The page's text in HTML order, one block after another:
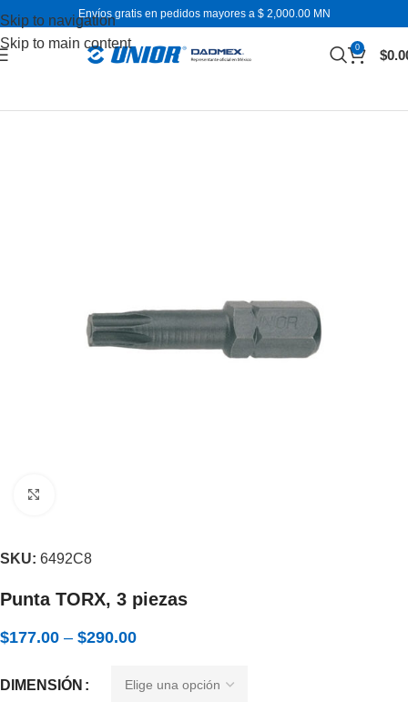
Skip to navigation
Skip to main content
Envíos gratis en pedidos mayores a $ 2,000.00 MN
0 $
SKU: 6492C8
Punta TORX, 3 piezas
$177.00 – $290.00
DIMENSIÓN